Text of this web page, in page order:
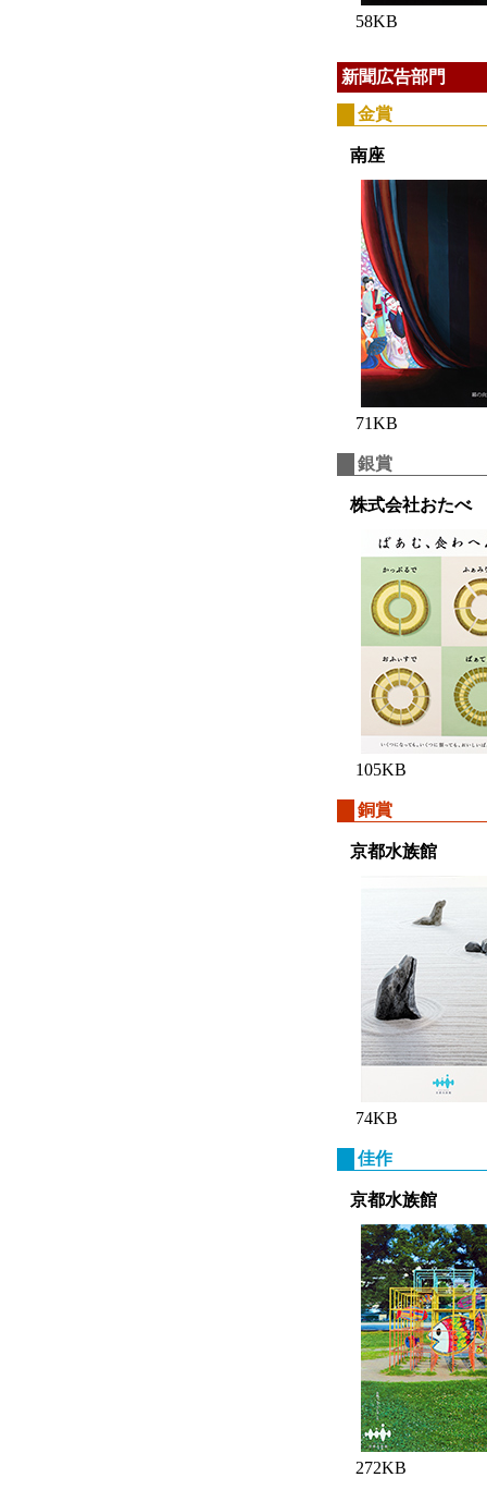
58KB
新聞広告部門
金賞
南座
71KB
銀賞
株式会社おたべ
105KB
銅賞
京都水族館
74KB
佳作
京都水族館
272KB